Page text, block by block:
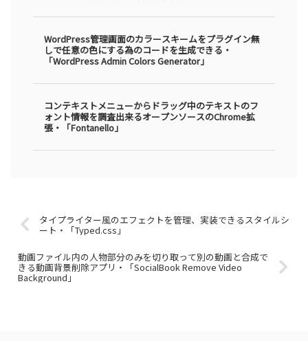
WordPress管理画面のカラースキームをプラグイン無
しで任意の色にする為のコードを生成できる・
「WordPress Admin Colors Generator」
コンテキストメニューからドラッグ中のテキストのフ
ォント情報を調査出来るオープンソースのChrome拡
張・「Fontanello」
タイプライター風のエフェクトを管理、実装できるスタイルシ
ート・「Typed.css」
動画ファイル内の人物部分のみを切り取って別の動画と合成で
きる動画背景削除アプリ・「SocialBook Remove Video
Background」